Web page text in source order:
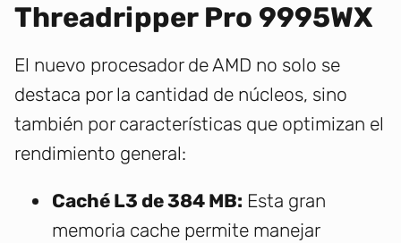
Threadripper Pro 9995WX
El nuevo procesador de AMD no solo se
destaca por la cantidad de núcleos, sino
también por características que optimizan el
rendimiento general:
Caché L3 de 384 MB: Esta gran
memoria cache permite manejar